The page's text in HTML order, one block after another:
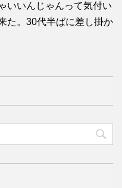
いいんじゃんって気付い
た。30代半ばに差し掛か